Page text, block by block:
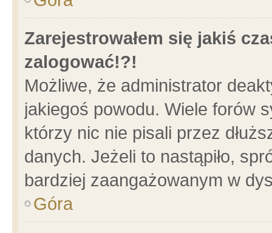
Zarejestrowałem się jakiś
zalogować!?!
Możliwe, że administrator
jakiegoś powodu. Wiele forów
którzy nic nie pisali przez
danych. Jeżeli to nastąpiło,
bardziej zaangażowanym w
Góra